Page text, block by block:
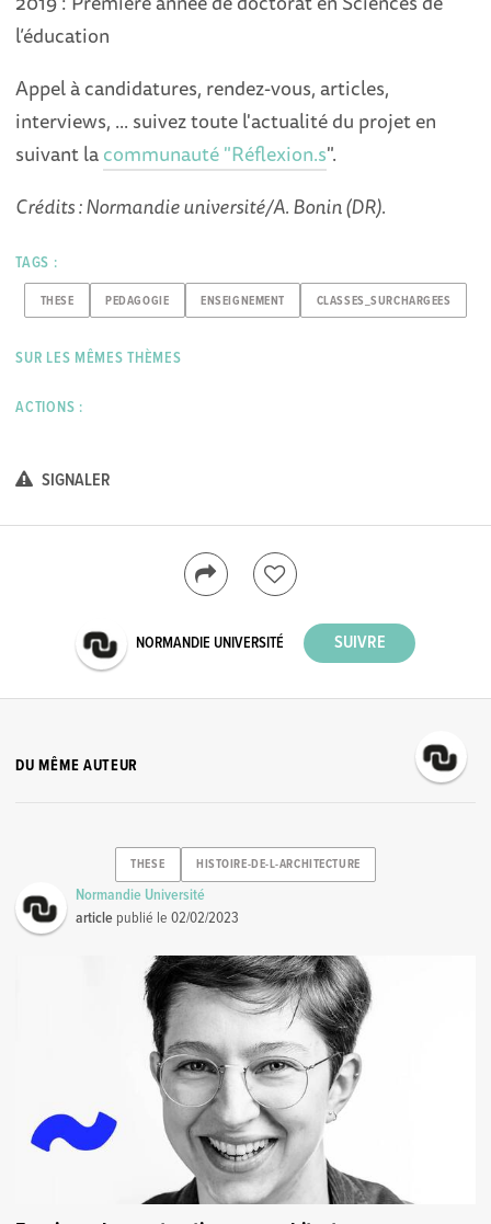
l’éducation
Appel à candidatures, rendez-vous, articles,
interviews, ... suivez toute l'actualité du projet en
suivant lacommunauté "Réflexion.s".
Crédits : Normandie université/A. Bonin (DR).
TAGS :
THESE PEDAGOGIE ENSEIGNEMENT CLASSES_SURCHARGEES
SUR LES MÊMES THÈMES
ACTIONS :
SIGNALER
NORMANDIE UNIVERSITÉ
DU MÊME AUTEUR
THESE HISTOIRE-DE-L-ARCHITECTURE
Normandie Université
article publié le02/02/2023